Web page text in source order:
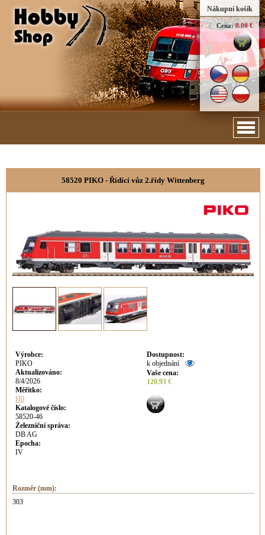
Nákupní košík
Cena: 0.00 €
58520 PIKO - Řídící vůz 2.řídy Wittenberg
Výrobce:
PIKO
Aktualizováno:
8/4/2026
Měřítko:
H0
Katalogové číslo:
58520-46
Železniční správa:
DB AG
Epocha:
IV
Dostupnost:
k objednání
Vaše cena:
120.93 €
Rozměr (mm):
303